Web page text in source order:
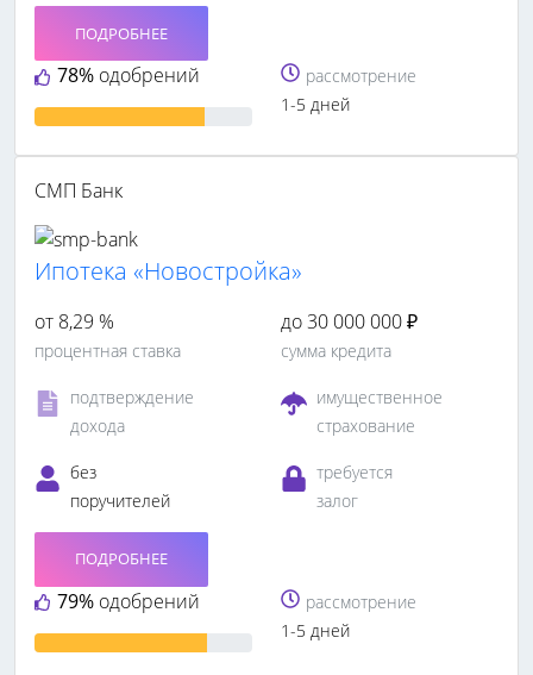
78% одобрений
ПОДРОБНЕЕ
рассмотрение
1-5 дней
СМП Банк
Ипотека «Новостройка»
от 8,29 %
процентная ставка
до 30 000 000 ₽
сумма кредита
подтверждение
дохода
имущественное
страхование
без
поручителей
требуется
залог
79% одобрений
ПОДРОБНЕЕ
рассмотрение
1-5 дней